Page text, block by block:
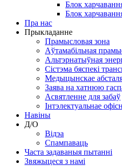
Блок
Блок
Пра нас
Прыкладанне
Прамысловая зона
Аўтамабільная
Альтэрнатыўная
Сістэма бяспекі
Медыцынскае
Заява на хатнюю
Асвятленне для забаў
Інтэлектуальнае
Навіны
Д/О
Відэа
Спампаваць
Часта задаваныя пытанні
Звяжыцеся з намі